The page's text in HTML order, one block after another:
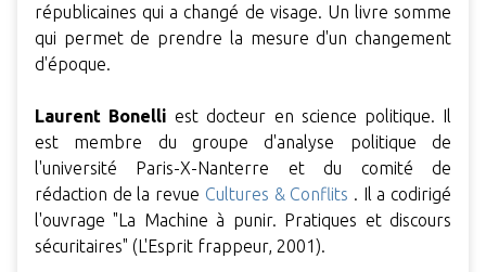
républicaines qui a changé de visage. Un livre somme
qui permet de prendre la mesure d'un changement
d'époque.
Laurent Bonelli est docteur en science politique. Il
est membre du groupe d'analyse politique de
l'université Paris-X-Nanterre et du comité de
rédaction de la revue Cultures & Conflits . Il a codirigé
l'ouvrage "La Machine à punir. Pratiques et discours
sécuritaires" (L'Esprit frappeur, 2001).